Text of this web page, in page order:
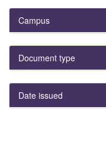
Campus
Document type
Date issued